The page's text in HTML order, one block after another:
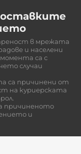
в мрежата
и населени
са с
случаи
са причинени от
на куриерската
причиненото
и